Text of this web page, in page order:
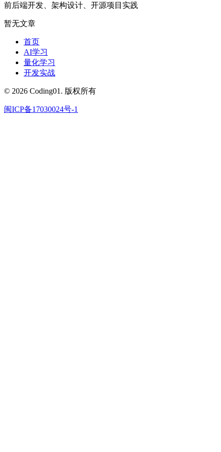
前后端开发、架构设计、开源项目实践
暂无文章
首页
AI学习
量化学习
开发实战
© 2026 Coding01. 版权所有
闽ICP备17030024号-1